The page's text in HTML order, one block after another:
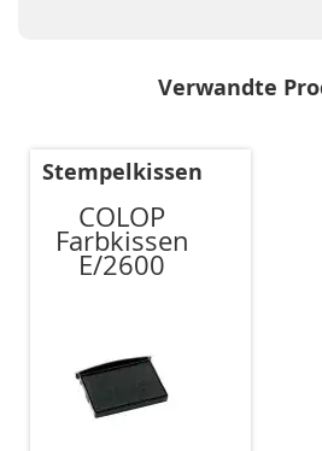
Verwandte
Stempelkissen
COLOP
Farbkissen
E/2600